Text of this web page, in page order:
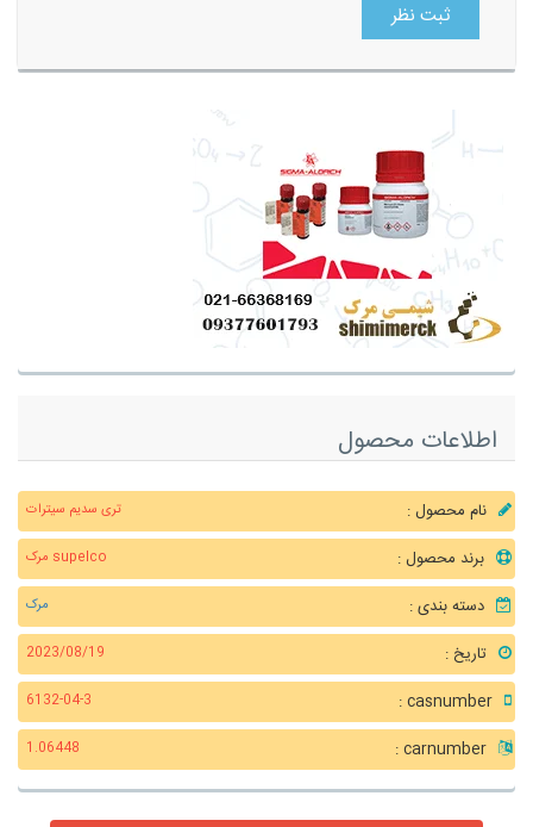
ثبت نظر
اطلاعات محصول
نام محصول : تری سدیم سیترات
برند محصول : supelco مرک
دسته بندی : مرک
تاریخ : 2023/08/19
6132-04-3
1.06448